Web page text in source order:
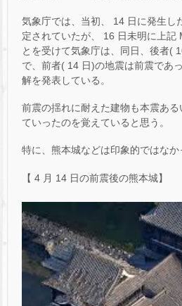
気象庁では、当初、 14 日に発生し
定されていたが、 16 日未明に上記
とを受けて気象庁は、同日、後者(
で、前者( 14 日)の地震は前震であ
解を発表している。
前震の揺れに耐えた建物も本震あ
ていったのを覚えていると思う。
特に、熊本城などは印象的ではなか
【 4 月 14 日の前震後の熊本城】